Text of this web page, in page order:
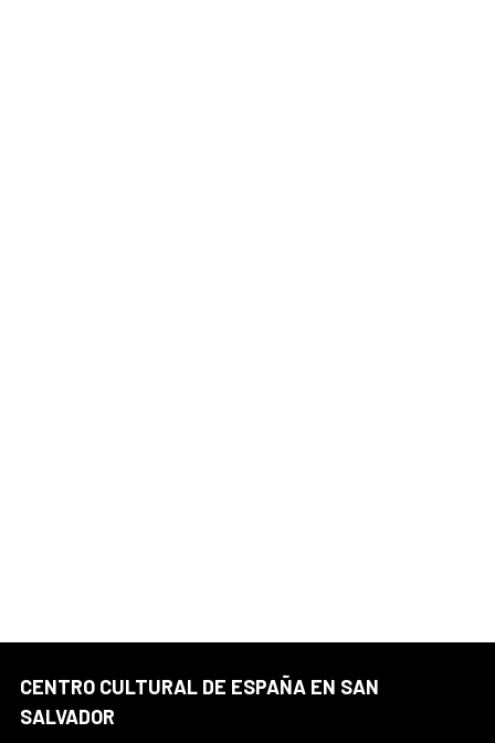
CENTRO CULTURAL DE ESPAÑA EN SAN
SALVADOR